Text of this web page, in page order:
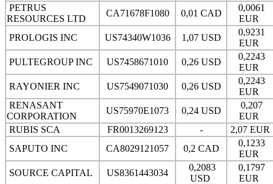
PETRUS
RESOURCES LTD
CA71678F1080 0,01 CAD
0,0061
EUR
PROLOGIS INC
US74340W1036 1,07 USD
0,9231
EUR
PULTEGROUP INC
US7458671010 0,26 USD
0,2243
EUR
RAYONIER INC
US7549071030 0,26 USD
0,2243
EUR
RENASANT
CORPORATION
US75970E1073 0,24 USD
0,207
EUR
RUBIS SCA
FR0013269123 -
2,07 EUR
SAPUTO INC
CA8029121057 0,2 CAD
0,1233
EUR
SOURCE CAPITAL
US8361443034
0,2083
USD
0,1797
EUR